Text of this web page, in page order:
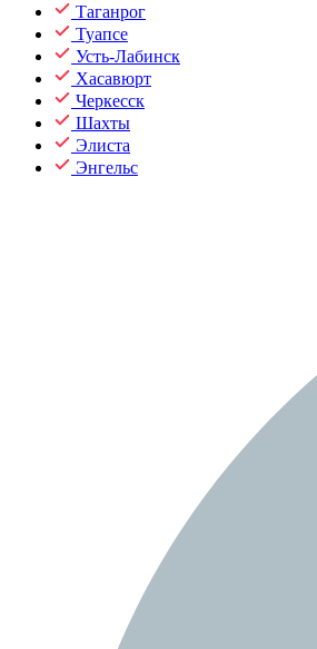
Таганрог
Туапсе
Усть-Лабинск
Хасавюрт
Черкесск
Шахты
Элиста
Энгельс